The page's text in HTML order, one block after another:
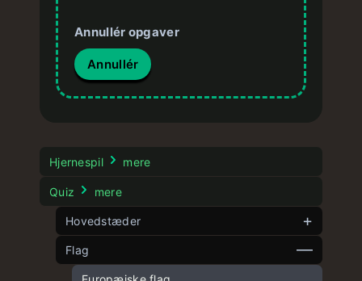
Annullér opgaver
Annullér
Hjernespil mere
Quiz mere
Hovedstæder
Hovedstæder i Europa
Flag